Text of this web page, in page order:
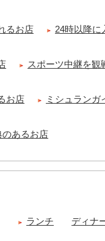
るお店 24時以降に
スポーツ中継を観
お店 ミシュランガ
のあるお店
ランチ ディナ